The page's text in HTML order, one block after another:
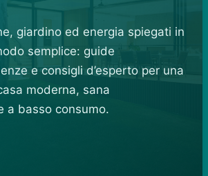
giardino ed energia spiegati in
semplice: guide
e consigli d’esperto per una
moderna, sana
a basso consumo.